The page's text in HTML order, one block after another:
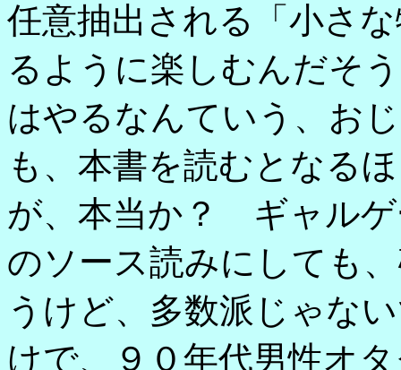
任意抽出される「小さ
るように楽しむんだそ
はやるなんていう、お
も、本書を読むとなる
が、本当か？ ギャルゲ
のソース読みにしても
うけど、多数派じゃな
けで、９０年代男性オ